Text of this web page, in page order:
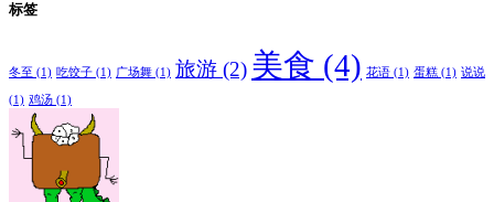
标签
冬至 (1) 吃饺子 (1) 广场舞 (1) 旅游 (2) 美食 (4) 花语 (1) 蛋糕 (1) 说说
(1) 鸡汤 (1)